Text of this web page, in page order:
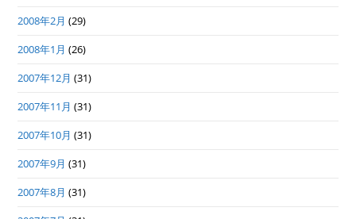
2008年2月 (29)
2008年1月 (26)
2007年12月 (31)
2007年11月 (31)
2007年10月 (31)
2007年9月 (31)
2007年8月 (31)